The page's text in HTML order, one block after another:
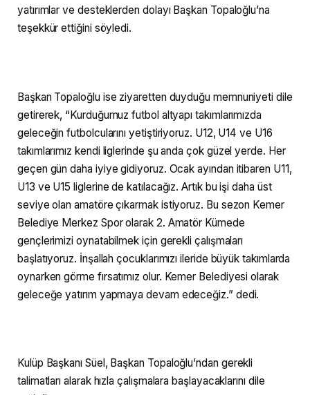
yatırımlar ve desteklerden dolayı Başkan Topaloğlu’na
teşekkür ettiğini söyledi.
Başkan Topaloğlu ise ziyaretten duyduğu memnuniyeti dile
getirerek, “Kurduğumuz futbol altyapı takımlarımızda
geleceğin futbolcularını yetiştiriyoruz. U12, U14 ve U16
takımlarımız kendi liglerinde şu anda çok güzel yerde. Her
geçen gün daha iyiye gidiyoruz. Ocak ayından itibaren U11,
U13 ve U15 liglerine de katılacağız. Artık bu işi daha üst
seviye olan amatöre çıkarmak istiyoruz. Bu sezon Kemer
Belediye Merkez Spor olarak 2. Amatör Kümede
gençlerimizi oynatabilmek için gerekli çalışmaları
başlatıyoruz. İnşallah çocuklarımızı ileride büyük takımlarda
oynarken görme fırsatımız olur. Kemer Belediyesi olarak
geleceğe yatırım yapmaya devam edeceğiz.” dedi.
Kulüp Başkanı Süel, Başkan Topaloğlu’ndan gerekli
talimatları alarak hızla çalışmalara başlayacaklarını dile